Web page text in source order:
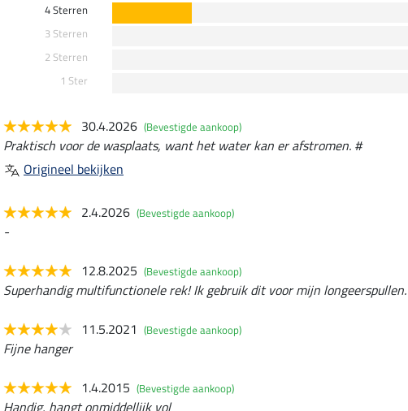
4 Sterren
3 Sterren
2 Sterren
1 Ster
30.4.2026 (Bevestigde aankoop)
Praktisch voor de wasplaats, want het water kan er afstromen. #
Origineel bekijken
2.4.2026 (Bevestigde aankoop)
-
12.8.2025 (Bevestigde aankoop)
Superhandig multifunctionele rek! Ik gebruik dit voor mijn longeerspullen.
11.5.2021 (Bevestigde aankoop)
Fijne hanger
1.4.2015 (Bevestigde aankoop)
Handig, hangt onmiddellijk vol